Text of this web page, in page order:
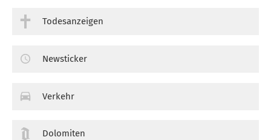
Todesanzeigen
Newsticker
Verkehr
Dolomiten